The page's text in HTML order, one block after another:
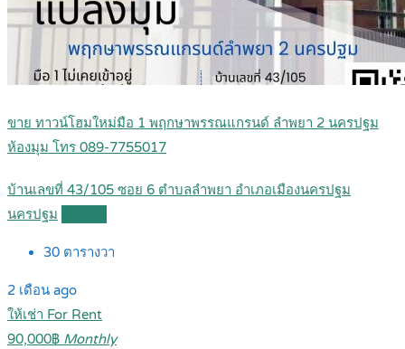
ขาย ทาวน์โฮมใหม่มือ 1 พฤกษาพรรณแกรนด์ ลำพยา 2 นครปฐม
ห้องมุม โทร 089-7755017
บ้านเลขที่ 43/105 ซอย 6 ตำบลลำพยา อำเภอเมืองนครปฐม
นครปฐม
30 ตารางวา
2 เดือน ago
ให้เช่า For Rent
90,000฿ Monthly